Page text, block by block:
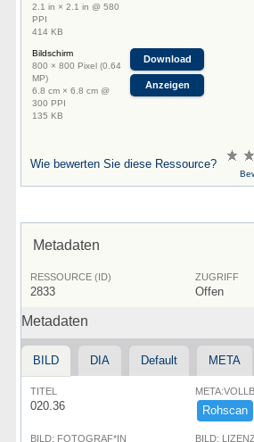
2.1 in × 2.1 in @ 580
PPI
414 KB
Bildschirm
800 × 800 Pixel (0.64
MP)
6.8 cm × 6.8 cm @
300 PPI
135 KB
Download
Anzeigen
Wie bewerten Sie diese Ressource?
Metadaten
RESSOURCE (ID)
2833
ZUGRIFF
Offen
Metadaten
BILD DIA Default META
TITEL
020.36 Rohscan
BILD: FOTOGRAF*IN BILD: LIZENZ